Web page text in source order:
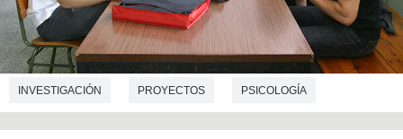
INVESTIGACIÓN PROYECTOS PSICOLOGÍA
CIENCIAS DE LA EDUCACIÓN